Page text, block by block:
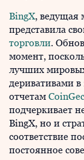
BingX, ведущая
представила
торговли.
момент,
лучших
деривативами в
отчетам
подчеркивает
BingX, но и
соответствие
постоянное